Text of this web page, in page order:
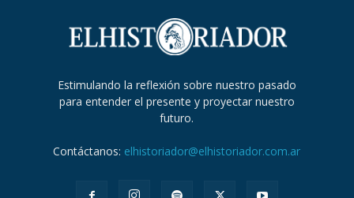
Estimulando la reflexión sobre nuestro pasado
para entender el presente y proyectar nuestro
futuro.
Contáctanos: elhistoriador@elhistoriador.com.ar